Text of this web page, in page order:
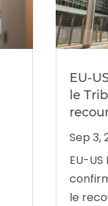
EU-
le
Sep 3,
EU-
le